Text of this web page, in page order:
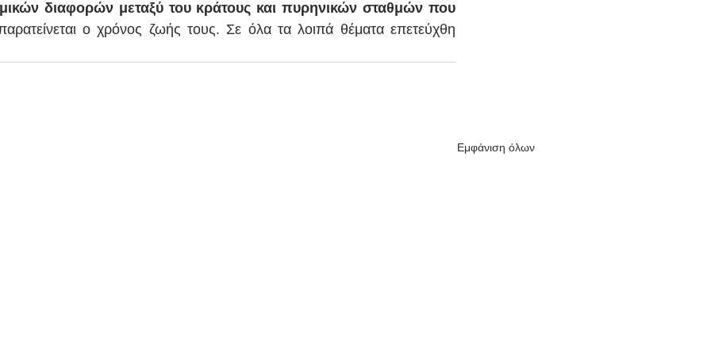
διαφορών μεταξύ του κράτους και πυρηνικών σταθμών που
ο χρόνος ζωής τους. Σε όλα τα λοιπά θέματα επετεύχθη
Εμφάνιση όλων